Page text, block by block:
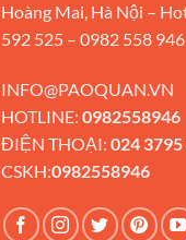
Hoàng Mai, Hà Nội –
592 525 – 0982 558 946
INFO@PAOQUAN.VN
HOTLINE: 0982558946
ĐIỆN THOẠI: 024
CSKH:0982558946